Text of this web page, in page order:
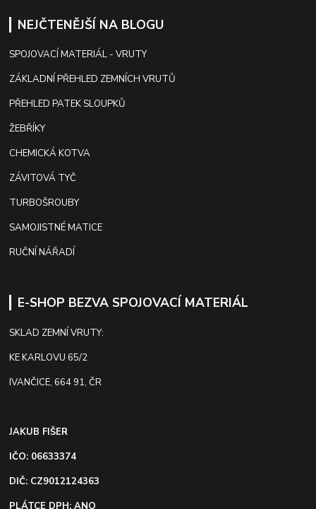
NEJČTENĚJŠÍ NA BLOGU
SPOJOVACÍ MATERIÁL - VRUTY
ZÁKLADNÍ PŘEHLED ZEMNÍCH VRUTŮ
PŘEHLED PATEK SLOUPKŮ
ŽEBŘÍKY
CHEMICKÁ KOTVA
ZÁVITOVÁ TYČ
TURBOŠROUBY
SAMOJISTNÉ MATICE
RUČNÍ NÁŘADÍ
E-SHOP BEZVA SPOJOVACÍ MATERIÁL
SKLAD ZEMNÍ VRUTY:
KE KARLOVU 65/2
IVANČICE, 664 91, ČR
JAKUB FIŠER
IČO: 06633374
DIČ: CZ9012124363
PLÁTCE DPH: ANO